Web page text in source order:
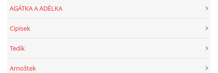
AGÁTKA A ADÉLKA
Cipísek
Tedík
Arnoštek